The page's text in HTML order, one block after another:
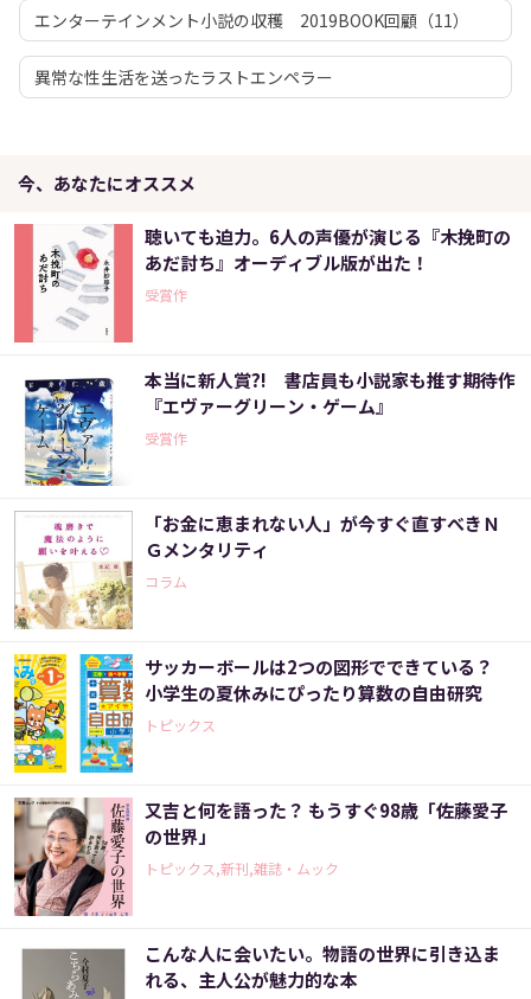
エンターテインメント小説の収穫 2019BOOK回顧（11）
異常な性生活を送ったラストエンペラー
今、あなたにオススメ
聴いても迫力。6人の声優が演じる『木挽町の
あだ討ち』オーディブル版が出た！
受賞作
本当に新人賞?! 書店員も小説家も推す期待作
『エヴァーグリーン・ゲーム』
受賞作
「お金に恵まれない人」が今すぐ直すべきＮ
Ｇメンタリティ
コラム
サッカーボールは2つの図形でできている？
小学生の夏休みにぴったり算数の自由研究
トピックス
又吉と何を語った？ もうすぐ98歳「佐藤愛子
の世界」
トピックス,新刊,雑誌・ムック
こんな人に会いたい。物語の世界に引き込ま
れる、主人公が魅力的な本